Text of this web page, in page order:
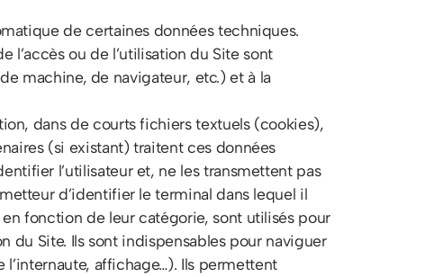
de certaines données techniques.
l’accès ou de l’utilisation du Site sont
machine, de navigateur, etc.) et à la
dans de courts fichiers textuels (cookies),
(si existant) traitent ces données
l’utilisateur et, ne les transmettent pas
d’identifier le terminal dans lequel il
fonction de leur catégorie, sont utilisés pour
du Site. Ils sont indispensables pour naviguer
affichage…). Ils permettent